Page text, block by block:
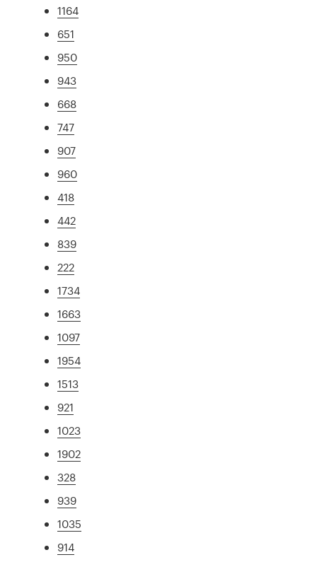
1164
651
950
943
668
747
907
960
418
442
839
222
1734
1663
1097
1954
1513
921
1023
1902
328
939
1035
914